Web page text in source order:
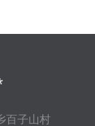
百子山村